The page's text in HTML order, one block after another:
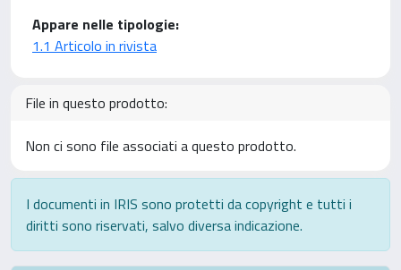
Appare nelle tipologie:
1.1 Articolo in rivista
File in questo prodotto:
Non ci sono file associati a questo prodotto.
I documenti in IRIS sono protetti da copyright e tutti i
diritti sono riservati, salvo diversa indicazione.